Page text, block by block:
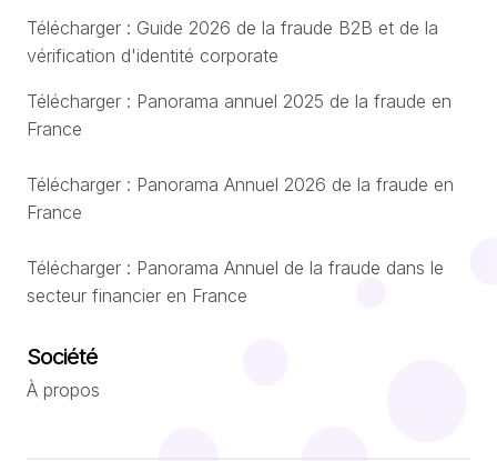
Télécharger : Guide 2026 de la fraude B2B et de la
vérification d'identité corporate
Télécharger : Panorama annuel 2025 de la fraude en
France
Télécharger : Panorama Annuel 2026 de la fraude en
France
Télécharger : Panorama Annuel de la fraude dans le
secteur financier en France
Société
À propos